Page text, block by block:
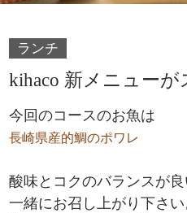
ランチ
kihaco 新メニューが
今回のコースのお魚は
長崎県産的鯛のポワレ
酸味とコクのバランスが
一緒にお召し上がり下さい